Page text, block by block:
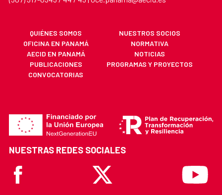
QUIÉNES SOMOS
NUESTROS SOCIOS
OFICINA EN PANAMÁ
NORMATIVA
AECID EN PANAMÁ
NOTICIAS
PUBLICACIONES
PROGRAMAS Y PROYECTOS
CONVOCATORIAS
NUESTRAS REDES SOCIALES
Facebook
X Youtube